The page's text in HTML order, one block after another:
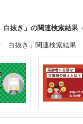
抜き」の関連検索結果
白抜き」関連検索結果